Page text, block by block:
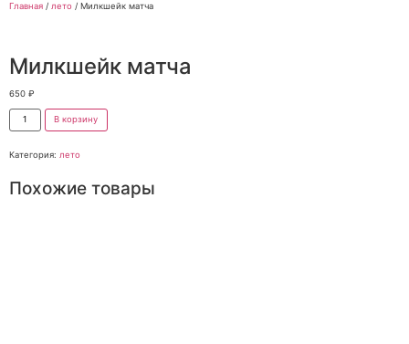
Главная / лето / Милкшейк матча
Милкшейк матча
650 ₽
В корзину
Категория: лето
Похожие товары